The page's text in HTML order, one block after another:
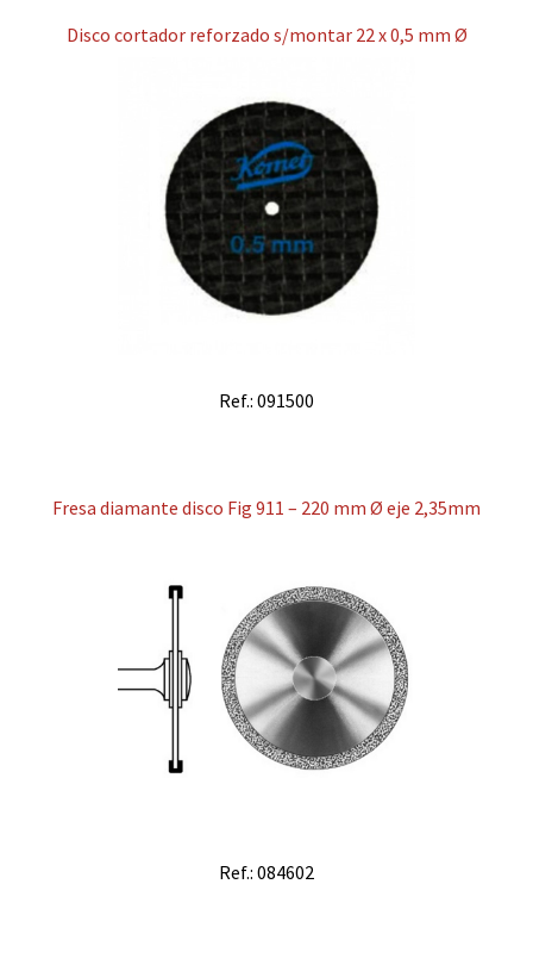
Disco cortador reforzado s/montar 22 x 0,5 mm Ø
Ref.: 091500
Fresa diamante disco Fig 911 – 220 mm Ø eje 2,35mm
Ref.: 084602